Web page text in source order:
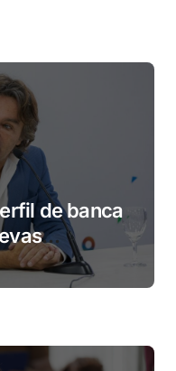
de banca
y